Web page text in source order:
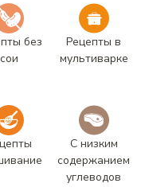
без
сои
Рецепты в
мультиварке
С низким
содержанием
углеводов